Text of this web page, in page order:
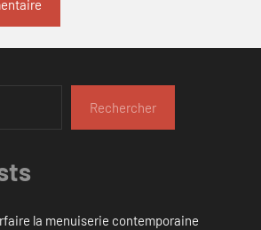
Rechercher
la menuiserie contemporaine